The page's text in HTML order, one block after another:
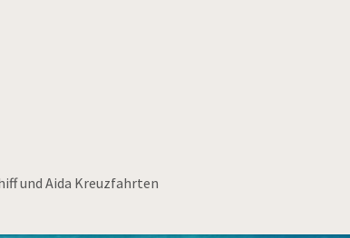
und Aida Kreuzfahrten